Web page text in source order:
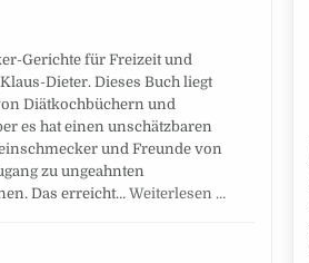
Gerichte für Freizeit und
Dieter. Dieses Buch liegt
Diätkochbüchern und
es hat einen unschätzbaren
und Freunde von
zu ungeahnten
Das erreicht…Weiterlesen …